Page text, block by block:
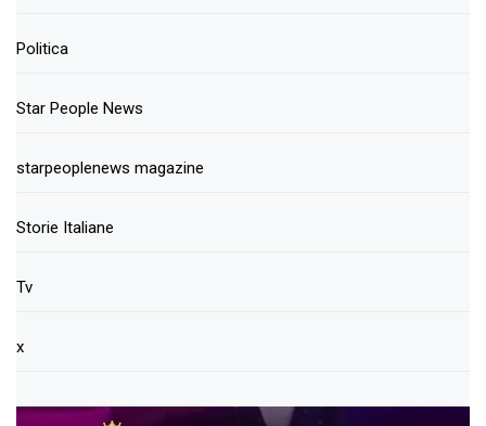
Politica
Star People News
starpeoplenews magazine
Storie Italiane
Tv
x